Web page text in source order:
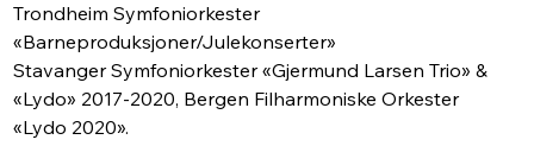
Trondheim Symfoniorkester
«Barneproduksjoner/Julekonserter»
Stavanger Symfoniorkester «Gjermund Larsen Trio» &
«Lydo» 2017-2020, Bergen Filharmoniske Orkester
«Lydo 2020».